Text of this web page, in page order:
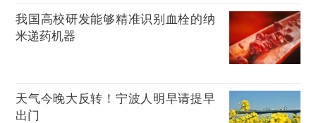
我国高校研发能够精准识别血栓的纳
米递药机器
天气今晚大反转！宁波人明早请提早
出门